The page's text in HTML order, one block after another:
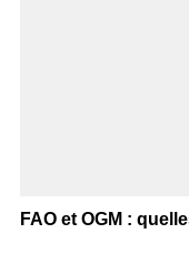
FAO et OGM :